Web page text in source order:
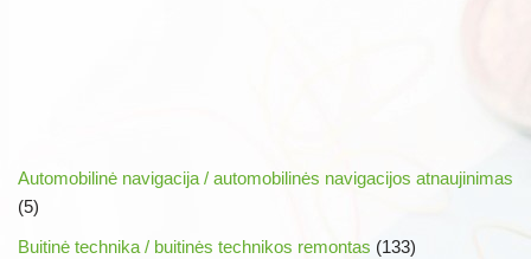
Automobilinė navigacija / automobilinės navigacijos atnaujinimas
(5)
Buitinė technika / buitinės technikos remontas (133)